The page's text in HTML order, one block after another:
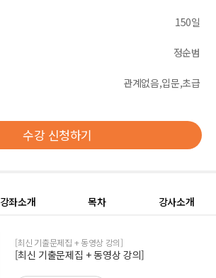
150일
정순범
관계없음,입문,초급
수강 신청하기
강좌소개 목차 강사소개
[최신 기출문제집 + 동영상 강의]
[최신 기출문제집 + 동영상 강의]